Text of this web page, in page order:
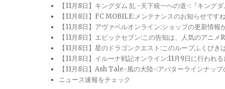
【11月8日】キングダム 乱 -天下統一への道-:『キン
【11月8日】FC MOBILE:メンテナンスのお知らせで
【11月8日】アヴァベルオンライン:ショップの更新情
【11月8日】エピックセブン:この告知は、人気のアニ
【11月8日】星のドラゴンクエスト:このループふくび
【11月8日】イルーナ戦記オンライン:11月9日に行わ
【11月8日】Ash Tale-風の大陸-:アバターラインナッ
ニュース速報をチェック